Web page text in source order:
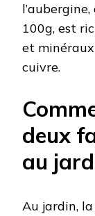
100g, est
et
cuivre.
deux
au
Au jardin,